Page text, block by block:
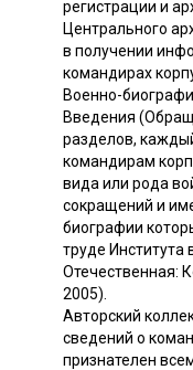
регистрации и
Центрального
в получении
командирах
Военно-
Введения
разделов,
командирам
вида или рода
сокращений и
биографии
труде Института
Отечественная:
2005).
Авторский
сведений о
признателен